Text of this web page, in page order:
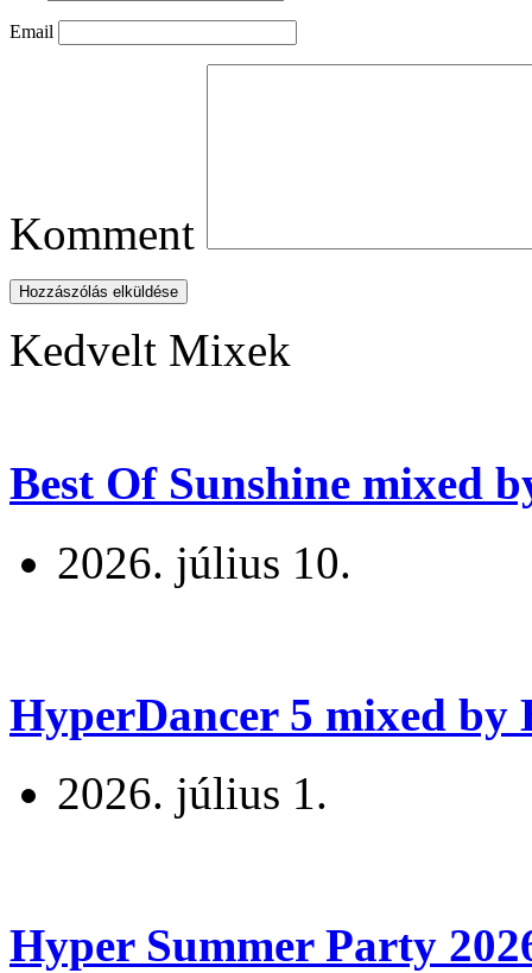
Email
Komment
Hozzászólás elküldése
Kedvelt Mixek
Best Of Sunshine mixed
2026. július 10.
HyperDancer 5 mixed by
2026. július 1.
Hyper Summer Party